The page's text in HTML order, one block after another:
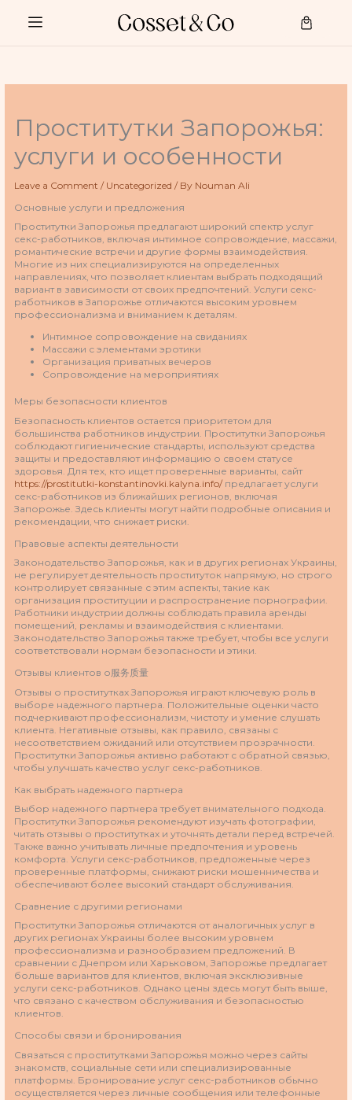
content
Cart
Проститутки Запорожья:
услуги и особенности
Leave a Comment / Uncategorized / By Nouman Ali
Основные услуги и предложения
Проститутки Запорожья предлагают широкий спектр услуг
секс-работников, включая интимное сопровождение, массажи,
романтические встречи и другие формы взаимодействия.
Многие из них специализируются на определенных
направлениях, что позволяет клиентам выбрать подходящий
вариант в зависимости от своих предпочтений. Услуги секс-
работников в Запорожье отличаются высоким уровнем
профессионализма и вниманием к деталям.
Интимное сопровождение на свиданиях
Массажи с элементами эротики
Организация приватных вечеров
Сопровождение на мероприятиях
Меры безопасности клиентов
Безопасность клиентов остается приоритетом для
большинства работников индустрии. Проститутки Запорожья
соблюдают гигиенические стандарты, используют средства
защиты и предоставляют информацию о своем статусе
здоровья. Для тех, кто ищет проверенные варианты, сайт
https://prostitutki-konstantinovki.kalyna.info/ предлагает услуги
секс-работников из ближайших регионов, включая
Запорожье. Здесь клиенты могут найти подробные описания и
рекомендации, что снижает риски.
Правовые аспекты деятельности
Законодательство Запорожья, как и в других регионах Украины,
не регулирует деятельность проституток напрямую, но строго
контролирует связанные с этим аспекты, такие как
организация проституции и распространение порнографии.
Работники индустрии должны соблюдать правила аренды
помещений, рекламы и взаимодействия с клиентами.
Законодательство Запорожья также требует, чтобы все услуги
соответствовали нормам безопасности и этики.
Отзывы клиентов о服务质量
Отзывы о проститутках Запорожья играют ключевую роль в
выборе надежного партнера. Положительные оценки часто
подчеркивают профессионализм, чистоту и умение слушать
клиента. Негативные отзывы, как правило, связаны с
несоответствием ожиданий или отсутствием прозрачности.
Проститутки Запорожья активно работают с обратной связью,
чтобы улучшать качество услуг секс-работников.
Как выбрать надежного партнера
Выбор надежного партнера требует внимательного подхода.
Проститутки Запорожья рекомендуют изучать фотографии,
читать отзывы о проститутках и уточнять детали перед встречей.
Также важно учитывать личные предпочтения и уровень
комфорта. Услуги секс-работников, предложенные через
проверенные платформы, снижают риски мошенничества и
обеспечивают более высокий стандарт обслуживания.
Сравнение с другими регионами
Проститутки Запорожья отличаются от аналогичных услуг в
других регионах Украины более высоким уровнем
профессионализма и разнообразием предложений. В
сравнении с Днепром или Харьковом, Запорожье предлагает
больше вариантов для клиентов, включая эксклюзивные
услуги секс-работников. Однако цены здесь могут быть выше,
что связано с качеством обслуживания и безопасностью
клиентов.
Способы связи и бронирования
Связаться с проститутками Запорожья можно через сайты
знакомств, социальные сети или специализированные
платформы. Бронирование услуг секс-работников обычно
осуществляется через личные сообщения или телефонные